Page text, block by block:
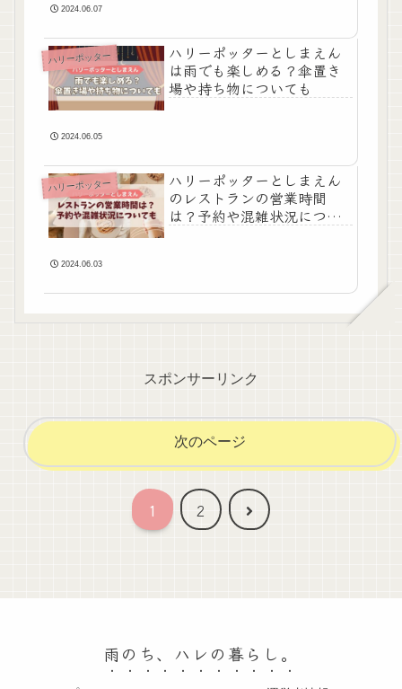
2024.06.07
ハリーポッター
ハリーポッターとしまえん
は雨でも楽しめる？傘置き
場や持ち物についても
2024.06.05
ハリーポッター
ハリーポッターとしまえん
のレストランの営業時間
は？予約や混雑状況につい
2024.06.03
スポンサーリンク
次のページ
1 2
次
雨のち、ハレの暮らし。